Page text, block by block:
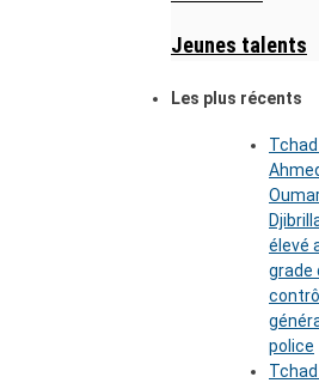
Jeunes talents
Les plus récents
Tchad
élevé
grade
police
Tchad